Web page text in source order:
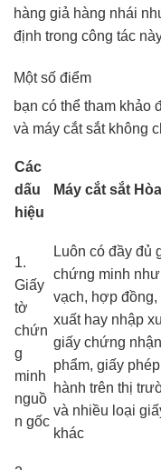
hàng giả hàng nhái
định trong công tác
Một số điểm
bạn có thể tham khảo
và máy cắt sắt không
Các
dấu
hiệu
Máy cắt sắt
1.
Giấy
tờ
chứn
g
minh
nguồ
n gốc
Luôn có đầy đủ
chứng minh
vạch, hợp
xuất hay nhập
giấy chứng
phẩm, giấy
hành trên thị
và nhiều loại
khác